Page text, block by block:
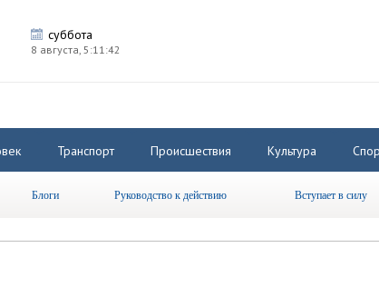
суббота
8 августа, 5:11:43
Транспорт Происшествия Культура
Блоги Руководство к действию Вступает в силу